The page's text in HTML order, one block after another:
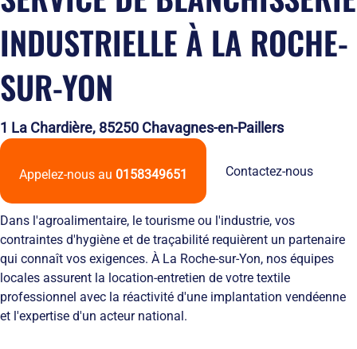
domicile
de
travail
L’engagement
service
Les
protection
individuelle
Entretien
des
EPI
obligations
Netexial
quelques
chiffres
Nous
rejoindre
agences
font
et
développement
durable
Le
recyclage
chez
Netexial
locales
service
Solutions
stockage
Tapis
Fontaines
à
eau
Vêtement
Propres
INDUSTRIELLE À LA ROCHE-
SUR-YON
1 La Chardière, 85250 Chavagnes-en-Paillers
Appelez-nous au 0158349651 Contactez-nous
Dans l'agroalimentaire, le tourisme ou l'industrie, vos
contraintes d'hygiène et de traçabilité requièrent un partenaire
qui connaît vos exigences. À La Roche-sur-Yon, nos équipes
locales assurent la location-entretien de votre textile
professionnel avec la réactivité d'une implantation vendéenne
et l'expertise d'un acteur national.